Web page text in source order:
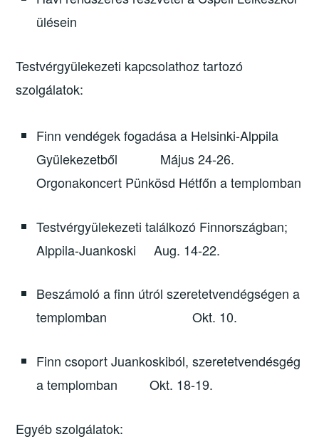
ülésein
Testvérgyülekezeti kapcsolathoz tartozó
szolgálatok:
Finn vendégek fogadása a Helsinki-Alppila
Gyülekezetből Május 24-26.
Orgonakoncert Pünkösd Hétfőn a templomban
Testvérgyülekezeti találkozó Finnországban;
Alppila-Juankoski Aug. 14-22.
Beszámoló a finn útról szeretetvendégségen a
templomban Okt. 10.
Finn csoport Juankoskiból, szeretetvendésgég
a templomban Okt. 18-19.
Egyéb szolgálatok: